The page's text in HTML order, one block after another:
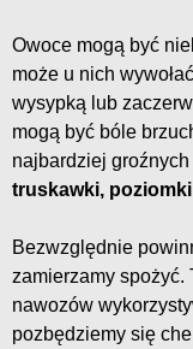
Owoce mogą być
może u nich
wysypką lub
mogą być bóle
najbardziej
truskawki,
Bezwzględnie
zamierzamy spożyć.
nawozów
pozbędziemy się